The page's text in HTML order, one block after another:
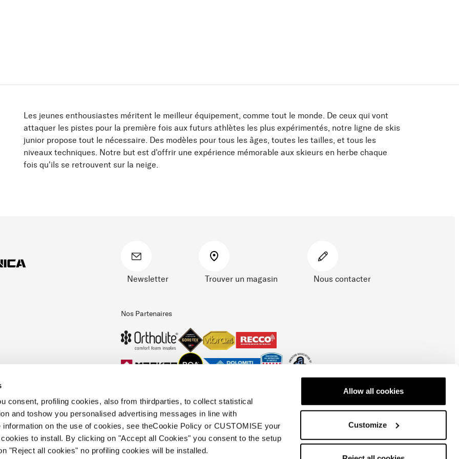
consent, profiling cookies, also from thirdparties, to collect statistical
and toshow you personalised advertising messages in line with
on the use of cookies, see theCookie Policy or CUSTOMISE your
to install. By clicking on "Accept all Cookies" you consent to the setup
"Reject all cookies" no profiling cookies will be installed.
Allow all cookies
Customize
Les jeunes enthousiastes méritent le meilleur équipement, comme tout le monde. De ceux qui vont
attaquer les pistes pour la première fois aux futurs athlètes les plus expérimentés, notre ligne de skis
junior propose tout le nécessaire. Des modèles pour tous les âges, toutes les tailles, et tous les
niveaux techniques. Notre but est d'offrir une expérience mémorable aux skieurs en herbe chaque
fois qu'ils se retrouvent sur la neige.
Newsletter Trouver un magasin Nous contacter
Nos Partenaires
d'éthiquePolitique de cookiesFaqWhistleblowingInformations en matière d'accessibilité